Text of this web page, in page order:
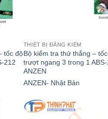
tốc độ
212
THIẾT BỊ ĐĂNG KIỂM
Bộ kiểm tra thử thắng –
trượt ngang 3 trong 1
ANZEN
ANZEN- Nhật Bản